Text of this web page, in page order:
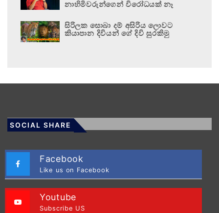
නාහිමිවරුන්ගෙන් විරෝධයක් නෑ
සිරිලක සොබා දම් අසිරිය ලොවට
කියාපාන දිවියන් ගේ දිවි සුරකිමු
SOCIAL SHARE
Facebook
Like us on Facebook
Youtube
Subscribe US